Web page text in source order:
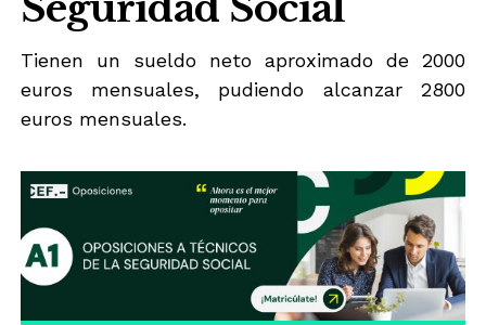
Tienen un sueldo neto aproximado de 2000
euros mensuales, pudiendo alcanzar 2800
euros mensuales.